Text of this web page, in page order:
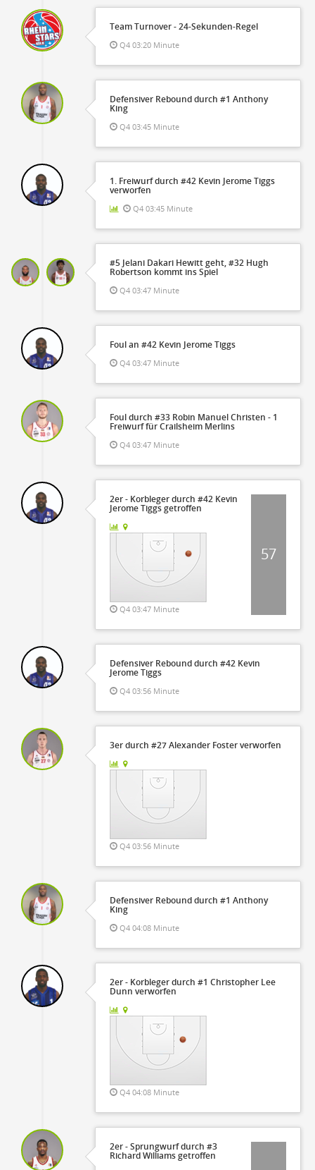
Team Turnover - 24-Sekunden-Regel
Q4 03:20 Minute
Defensiver Rebound durch #1 Anthony
King
Q4 03:45 Minute
1. Freiwurf durch #42 Kevin Jerome Tiggs
verworfen
Q4 03:45 Minute
#5 Jelani Dakari Hewitt geht, #32 Hugh
Robertson kommt ins Spiel
Q4 03:47 Minute
Foul an #42 Kevin Jerome Tiggs
Q4 03:47 Minute
Foul durch #33 Robin Manuel Christen - 1
Freiwurf für Crailsheim Merlins
Q4 03:47 Minute
2er - Korbleger durch #42 Kevin
Jerome Tiggs getroffen
Q4 03:47 Minute
57
Defensiver Rebound durch #42 Kevin
Jerome Tiggs
Q4 03:56 Minute
3er durch #27 Alexander Foster verworfen
Q4 03:56 Minute
Defensiver Rebound durch #1 Anthony
King
Q4 04:08 Minute
2er - Korbleger durch #1 Christopher Lee
Dunn verworfen
Q4 04:08 Minute
2er - Sprungwurf durch #3
Richard Williams getroffen